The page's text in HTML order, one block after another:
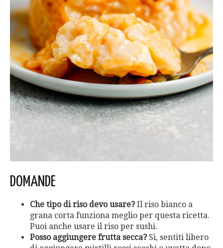
DOMANDE
Che tipo di riso devo usare?Il riso bianco a
grana corta funziona meglio per questa ricetta.
Puoi anche usare il riso per sushi.
Posso aggiungere frutta secca?Sì, sentiti libero